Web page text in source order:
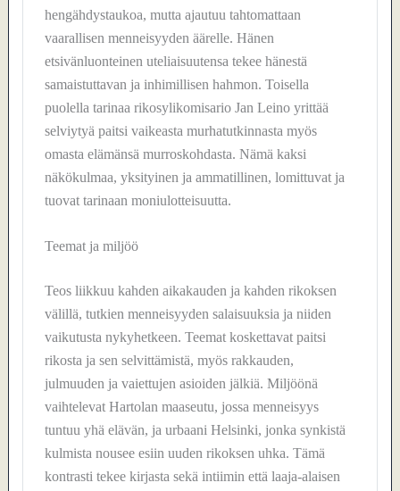
hengähdystaukoa, mutta ajautuu tahtomattaan
vaarallisen menneisyyden äärelle. Hänen
etsivänluonteinen uteliaisuutensa tekee hänestä
samaistuttavan ja inhimillisen hahmon. Toisella
puolella tarinaa rikosylikomisario Jan Leino yrittää
selviytyä paitsi vaikeasta murhatutkinnasta myös
omasta elämänsä murroskohdasta. Nämä kaksi
näkökulmaa, yksityinen ja ammatillinen, lomittuvat ja
tuovat tarinaan moniulotteisuutta.
Teemat ja miljöö
Teos liikkuu kahden aikakauden ja kahden rikoksen
välillä, tutkien menneisyyden salaisuuksia ja niiden
vaikutusta nykyhetkeen. Teemat koskettavat paitsi
rikosta ja sen selvittämistä, myös rakkauden,
julmuuden ja vaiettujen asioiden jälkiä. Miljöönä
vaihtelevat Hartolan maaseutu, jossa menneisyys
tuntuu yhä elävän, ja urbaani Helsinki, jonka synkistä
kulmista nousee esiin uuden rikoksen uhka. Tämä
kontrasti tekee kirjasta sekä intiimin että laaja-alaisen